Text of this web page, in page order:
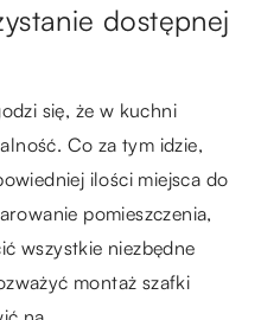
dostępnej
się, że w kuchni
Co za tym idzie,
ilości miejsca do
pomieszczenia,
wszystkie niezbędne
montaż szafki